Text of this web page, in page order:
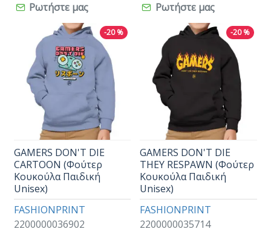
Ρωτήστε μας Ρωτήστε μας
-20 %
FASHIONPRINT
2200000036902
GAMERS DON'T DIE
CARTOON (Φούτερ
Κουκούλα Παιδική
Unisex)
-20 %
FASHIONPRINT
2200000035714
GAMERS DON'T DIE
THEY RESPAWN (Φούτερ
Κουκούλα Παιδική
Unisex)